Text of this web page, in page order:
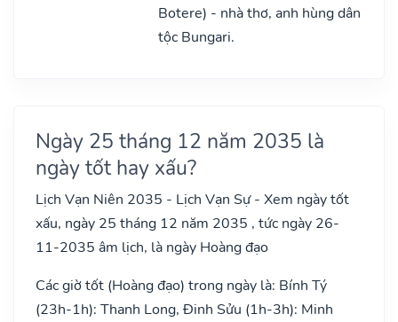
Botere) - nhà thơ, anh hùng dân
tộc Bungari.
Ngày 25 tháng 12 năm 2035 là
ngày tốt hay xấu?
Lịch Vạn Niên 2035 - Lịch Vạn Sự - Xem ngày tốt
xấu, ngày 25 tháng 12 năm 2035 , tức ngày 26-
11-2035 âm lịch, là ngày Hoàng đạo
Các giờ tốt (Hoàng đạo) trong ngày là: Bính Tý
(23h-1h): Thanh Long, Đinh Sửu (1h-3h): Minh